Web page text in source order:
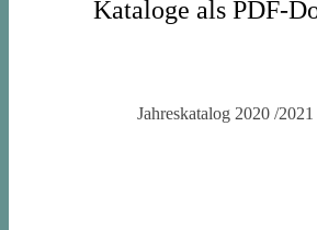
Kataloge als PDF-
Jahreskatalog 2020 /2021